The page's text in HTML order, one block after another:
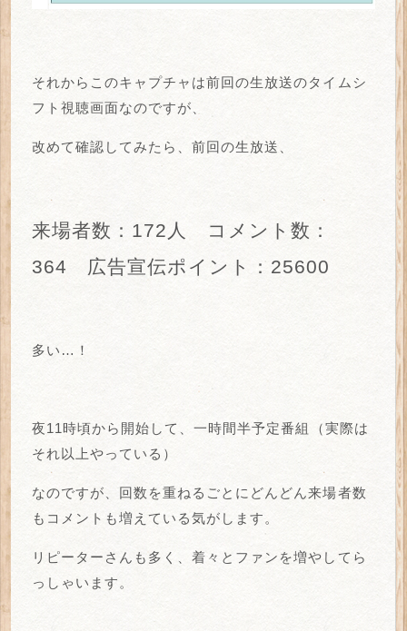
それからこのキャプチャは前回の生放送のタイムシ
フト視聴画面なのですが、
改めて確認してみたら、前回の生放送、
来場者数：172人 コメント数：
364 広告宣伝ポイント：25600
多い…！
夜11時頃から開始して、一時間半予定番組（実際は
それ以上やっている）
なのですが、回数を重ねるごとにどんどん来場者数
もコメントも増えている気がします。
リピーターさんも多く、着々とファンを増やしてら
っしゃいます。